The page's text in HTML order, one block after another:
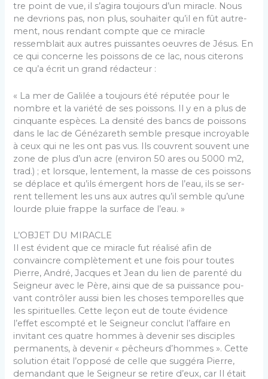
tre point de vue, il s’agira toujours d’un miracle. Nous
ne devrions pas, non plus, souhaiter qu’il en fût autre­
ment, nous rendant compte que ce miracle
ressemblait aux autres puissantes oeuvres de Jésus. En
ce qui concerne les poissons de ce lac, nous citerons
ce qu’a écrit un grand rédacteur :
« La mer de Galilée a toujours été réputée pour le
nombre et la variété de ses poissons. Il y en a plus de
cinquante espèces. La densité des bancs de poissons
dans le lac de Génézareth semble presque incroyable
à ceux qui ne les ont pas vus. Ils couvrent souvent une
zone de plus d’un acre (environ 50 ares ou 5000 m2,
trad.) ; et lorsque, lentement, la masse de ces poissons
se déplace et qu’ils émergent hors de l’eau, ils se ser­
rent tellement les uns aux autres qu’il semble qu’une
lourde pluie frappe la surface de l’eau. »
L’OBJET DU MIRACLE
Il est évident que ce miracle fut réalisé afin de
convaincre complètement et une fois pour toutes
Pierre, André, Jacques et Jean du lien de parenté du
Seigneur avec le Père, ainsi que de sa puissance pou­
vant contrôler aussi bien les choses temporelles que
les spirituelles. Cette leçon eut de toute évidence
l’effet escompté et le Seigneur conclut l’affaire en
invitant ces quatre hommes à devenir ses disciples
permanents, à devenir « pêcheurs d’hommes ». Cette
solution était l’opposé de celle que suggéra Pierre,
demandant que le Seigneur se retire d’eux, car Il était